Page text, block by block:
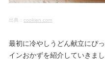
出典： cookien.com
最初に冷やしうどん献立にぴ
インおかずを紹介していきまし